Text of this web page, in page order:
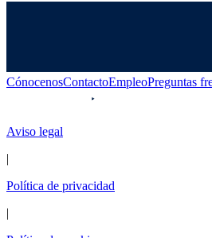
CónocenosContactoEmpleoPreguntas
Aviso legal
|
Política de privacidad
|